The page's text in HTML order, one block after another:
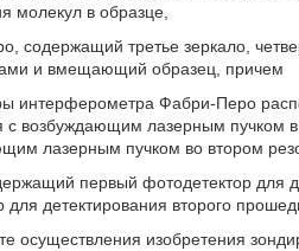
молекул в образце,
содержащий третье зеркало,
и вмещающий образец, причем
интерферометра Фабри-Перо
с возбуждающим лазерным пучком
лазерным пучком во втором
первый фотодетектор для
для детектирования второго
осуществления изобретения